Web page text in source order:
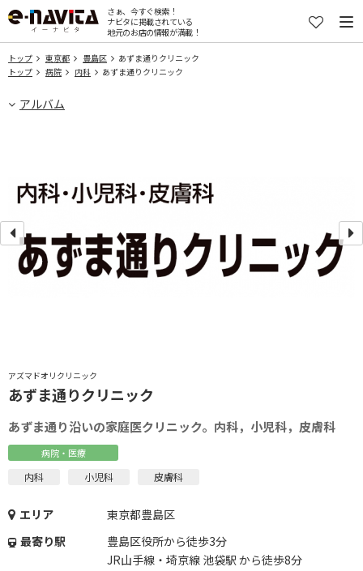
さぁ、今すぐ検索！
ナビタに掲載されている
地元のお店の情報が満載！
トップ 東京都 豊島区
あずま通りクリニック
トップ
病院 内科 あずま通りクリニック
アルバム
アズマドオリクリニック
あずま通りクリニック
あずま通り沿いの家庭医クリニック。内科，小児科，皮膚科
病院・医療
内科 小児科 皮膚科
エリア
東京都豊島区
最寄り駅
豊島区役所から徒歩3分
JR山手線・埼京線 池袋駅 から徒歩8分